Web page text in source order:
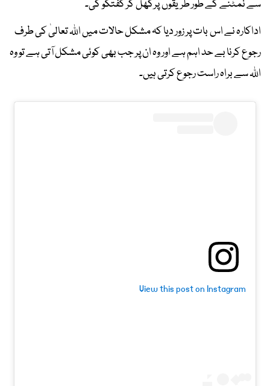
سے نمٹنے کے طور طریقوں پرکھل کر گفتگو کی۔
اداکارہ نے اس بات پر زور دیا کہ مشکل حالات میں اللہ تعالیٰ کی طرف
رجوع کرنا بے حد اہم ہے اور وہ ان پر جب بھی کوئی مشکل آتی ہے تو وہ
اللہ سے براہ راست رجوع کرتی ہیں۔
View this post on Instagram